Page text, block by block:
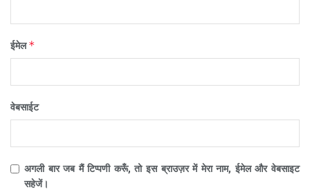
ईमेल*
वेबसाईट
अगली बार जब मैं टिप्पणी करूँ, तो इस ब्राउज़र में मेरा नाम, ईमेल और वेबसाइट
सहेजें।